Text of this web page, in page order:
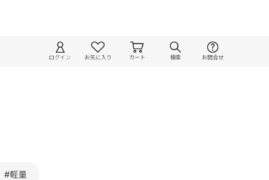
ログイン お気に入り カート 検索 お問合せ
#軽量